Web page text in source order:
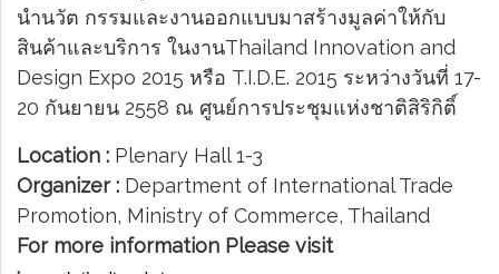
นำนวัต กรรมและงานออกแบบมาสร้างมูลค่าให้กับ
สินค้าและบริการ ในงานThailand Innovation and
Design Expo 2015 หรือ T.I.D.E. 2015 ระหว่างวันที่ 17-
20 กันยายน 2558 ณ ศูนย์การประชุมแห่งชาติสิริกิติ์
Location : Plenary Hall 1-3
Organizer : Department of International Trade
Promotion, Ministry of Commerce, Thailand
For more information Please visit